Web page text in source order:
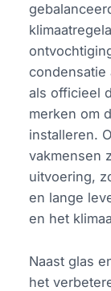
condensatie
als officieel
merken om
installeren.
vakmensen
uitvoering,
en lange
en het
Naast glas
het